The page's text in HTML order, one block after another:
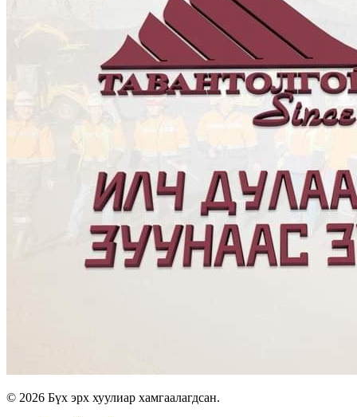
© 2026 Бүх эрх хуулиар хамгаалагдсан.